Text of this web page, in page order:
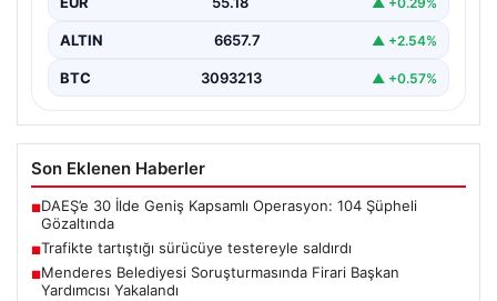
ALTIN 6657.7 ▲ +2.54%
BTC 3093213 ▲ +0.57%
Son Eklenen Haberler
■DAEŞ’e 30 İlde Geniş Kapsamlı Operasyon: 104 Şüpheli
Gözaltında
■Trafikte tartıştığı sürücüye testereyle saldırdı
■Menderes Belediyesi Soruşturmasında Firari Başkan
Yardımcısı Yakalandı